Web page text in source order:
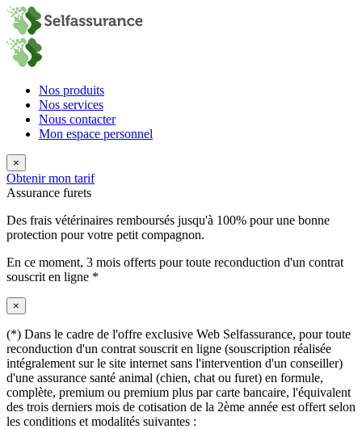
Nos produits
Nos services
Nous contacter
Mon espace personnel
×
Obtenir mon tarif
Assurance furets
Des frais vétérinaires remboursés jusqu'à 100% pour une bonne
protection pour votre petit compagnon.
En ce moment, 3 mois offerts pour toute reconduction d'un contrat
souscrit en ligne *
×
(*) Dans le cadre de l'offre exclusive Web Selfassurance, pour toute
reconduction d'un contrat souscrit en ligne (souscription réalisée
intégralement sur le site internet sans l'intervention d'un conseiller)
d'une assurance santé animal (chien, chat ou furet) en formule,
complète, premium ou premium plus par carte bancaire, l'équivalent
des trois derniers mois de cotisation de la 2ème année est offert selon
les conditions et modalités suivantes :